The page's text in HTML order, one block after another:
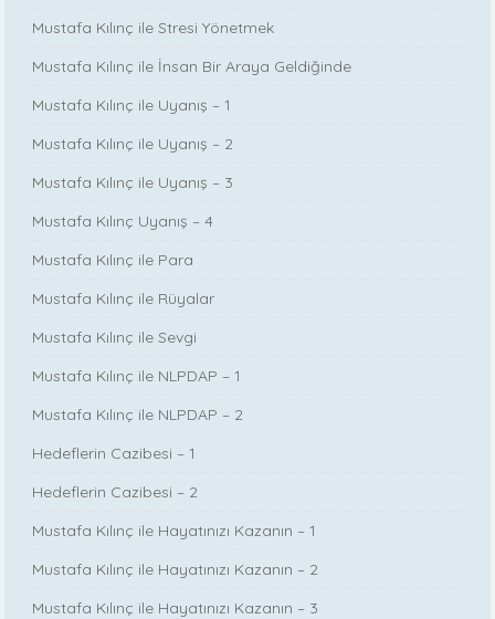
Mustafa Kılınç ile Stresi Yönetmek
Mustafa Kılınç ile İnsan Bir Araya Geldiğinde
Mustafa Kılınç ile Uyanış – 1
Mustafa Kılınç ile Uyanış – 2
Mustafa Kılınç ile Uyanış – 3
Mustafa Kılınç Uyanış – 4
Mustafa Kılınç ile Para
Mustafa Kılınç ile Rüyalar
Mustafa Kılınç ile Sevgi
Mustafa Kılınç ile NLPDAP – 1
Mustafa Kılınç ile NLPDAP – 2
Hedeflerin Cazibesi – 1
Hedeflerin Cazibesi – 2
Mustafa Kılınç ile Hayatınızı Kazanın – 1
Mustafa Kılınç ile Hayatınızı Kazanın – 2
Mustafa Kılınç ile Hayatınızı Kazanın – 3